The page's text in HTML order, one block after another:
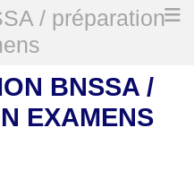
/ préparation
préparation examens
BNSSA /
EXAMENS